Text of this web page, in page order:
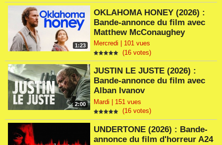
1:23
OKLAHOMA HONEY (2026) :
Bande-annonce du film avec
Matthew McConaughey
Mercredi | 101 vues
(16 votes)
2:00
JUSTIN LE JUSTE (2026) :
Bande-annonce du film avec
Alban Ivanov
Mardi | 151 vues
(16 votes)
UNDERTONE (2026) : Bande-
annonce du film d'horreur A24